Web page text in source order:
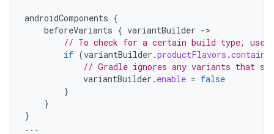
androidComponents {
beforeVariants { variantBuilder ->
// To check for a certain build type, use
if (variantBuilder .productFlavors .
// Gradle ignores any variants that
variantBuilder . enable = false
}
}
}
...